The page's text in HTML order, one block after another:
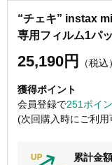
“チェキ” instax
専用フィルム1パ
25,190円 （税込）
獲得ポイント
会員登録で251ポイ
(次回購入時にご利用
累計金